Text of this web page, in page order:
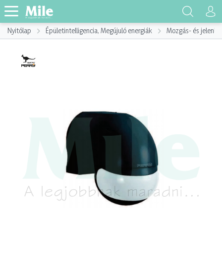
Nyitólap Épületintelligencia, Megújuló energiák Mozgás- és